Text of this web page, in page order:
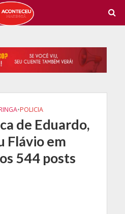
•POLICIA
de Eduardo,
Flávio em
544 posts